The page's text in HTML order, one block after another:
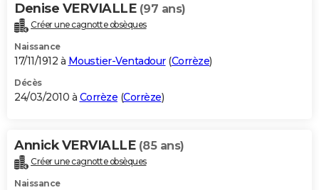
Denise VERVIALLE (97 ans)
Créer une cagnotte obsèques
Naissance
17/11/1912 à Moustier-Ventadour(Corrèze)
Décès
24/03/2010 à Corrèze (Corrèze)
Annick VERVIALLE (85 ans)
Créer une cagnotte obsèques
Naissance